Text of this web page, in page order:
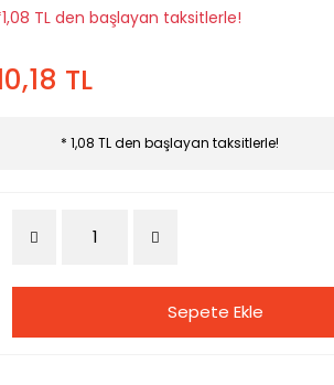
TL den başlayan taksitlerle!
TL
* 1,08 TL den başlayan taksitlerle!
Sepete Ekle